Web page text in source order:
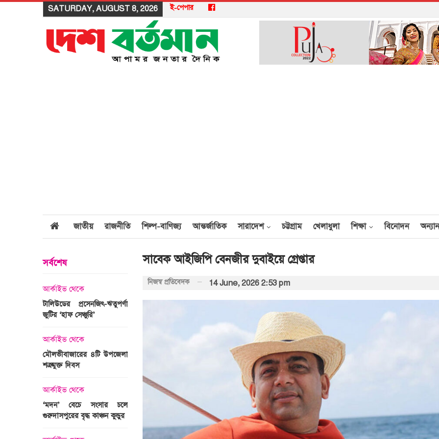
SATURDAY, AUGUST 8, 2026 ই-পেপার
জাতীয় রাজনীতি শিল্প-বাণিজ্য আন্তর্জাতিক সারাদেশ চট্টগ্রাম খেলাধুলা শিক্ষা বিনোদন
সাবেক আইজিপি বেনজীর দুবাইয়ে গ্রেপ্তার
নিজস্ব প্রতিবেদক 14 June, 2026 2:53 pm
সর্বশেষ
আর্কাইভ থেকে
টালিউডের প্রসেনজিৎ-ঋতুপর্ণা
জুটির ‘হাফ সেঞ্চুরি’
আর্কাইভ থেকে
মৌলভীবাজারের ৪টি উপজেলা
শত্রুমুক্ত দিবস
আর্কাইভ থেকে
‘মদন’ বেচে সংসার চলে
গুরুদাসপুরের বৃদ্ধ কাঞ্চন কুন্ডুর
আন্তর্জাতিক
এশিয়ার শীর্ষ ১০০
বিশ্ববিদ্যালয়ের তালিকায় স্থান
পায়নি বাংলাদেশের একটিও
আন্তর্জাতিক
যোদ্ধাকে হত্যার দাবি
ইসরায়েলের
আর্কাইভ থেকে
অন্তর্বর্তী সরকারের সময়ের
অধ্যাদেশ সংসদে উপস্থাপন
করা হবে
আর্কাইভ থেকে
প্রধানমন্ত্রীর সঙ্গে সৌদি